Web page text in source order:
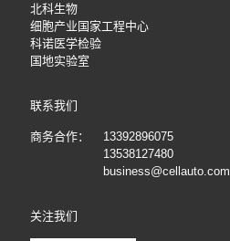
北科生物
细胞产业国家工程中心
科诺医学检验
国地实验室
联系我们
商务合作：
13392896075
13538127480
business@cellauto.com
关注我们